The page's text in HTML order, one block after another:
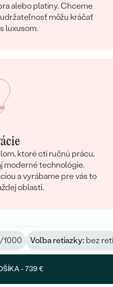
alebo platiny. Chceme
môžu kráčať
luxusom.
ktoré ctí ručnú prácu,
moderné technológie.
a vyrábame pre vás to
oblasti.
1000 Voľba retiazky: bez
-739 €